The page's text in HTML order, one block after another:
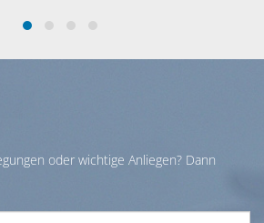
oder wichtige Anliegen? Dann